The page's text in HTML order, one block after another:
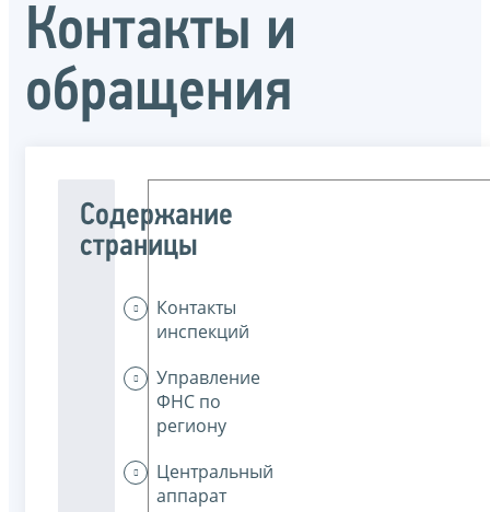
Контакты и
обращения
Содержание
страницы
Контакты
инспекций
Управление
ФНС по
региону
Центральный
аппарат